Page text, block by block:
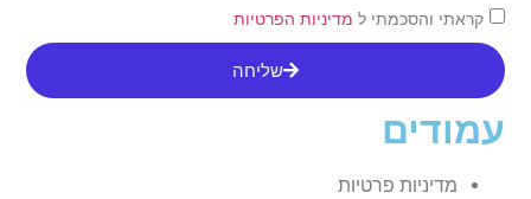
קראתי והסכמתי ל מדיניות הפרטיות
שליחה
עמודים
מדיניות פרטיות